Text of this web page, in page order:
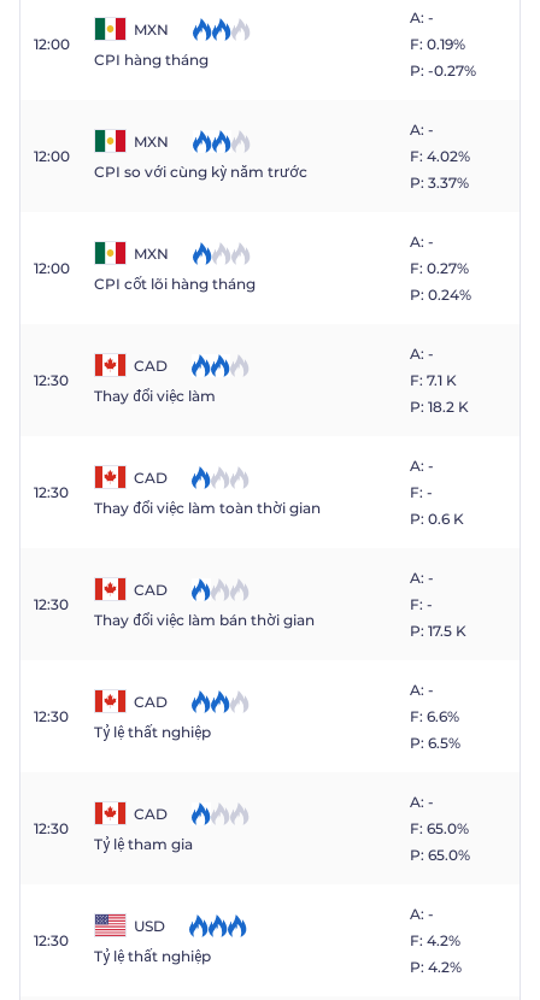
12:00
MXN
CPI hàng tháng
A: -
F: 0.19%
P: -0.27%
12:00
MXN
CPI so với cùng kỳ năm trước
A: -
F: 4.02%
P: 3.37%
12:00
MXN
CPI cốt lõi hàng tháng
A: -
F: 0.27%
P: 0.24%
12:30
CAD
Thay đổi việc làm
A: -
F: 7.1 K
P: 18.2 K
12:30
CAD
Thay đổi việc làm toàn thời gian
A: -
F: -
P: 0.6 K
12:30
CAD
Thay đổi việc làm bán thời gian
A: -
F: -
P: 17.5 K
12:30
CAD
Tỷ lệ thất nghiệp
A: -
F: 6.6%
P: 6.5%
12:30
CAD
Tỷ lệ tham gia
A: -
F: 65.0%
P: 65.0%
12:30
USD
Tỷ lệ thất nghiệp
A: -
F: 4.2%
P: 4.2%